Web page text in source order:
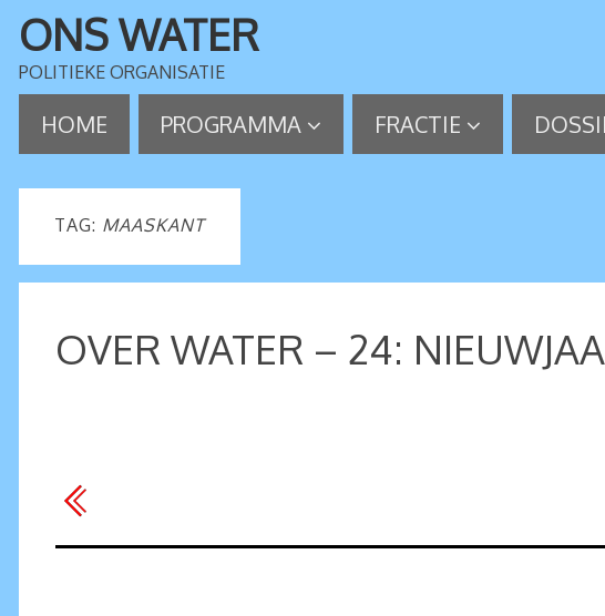
ONS WATER
POLITIEKE ORGANISATIE
HOME PROGRAMMA FRACTIE
TAG: MAASKANT
OVER WATER – 24: